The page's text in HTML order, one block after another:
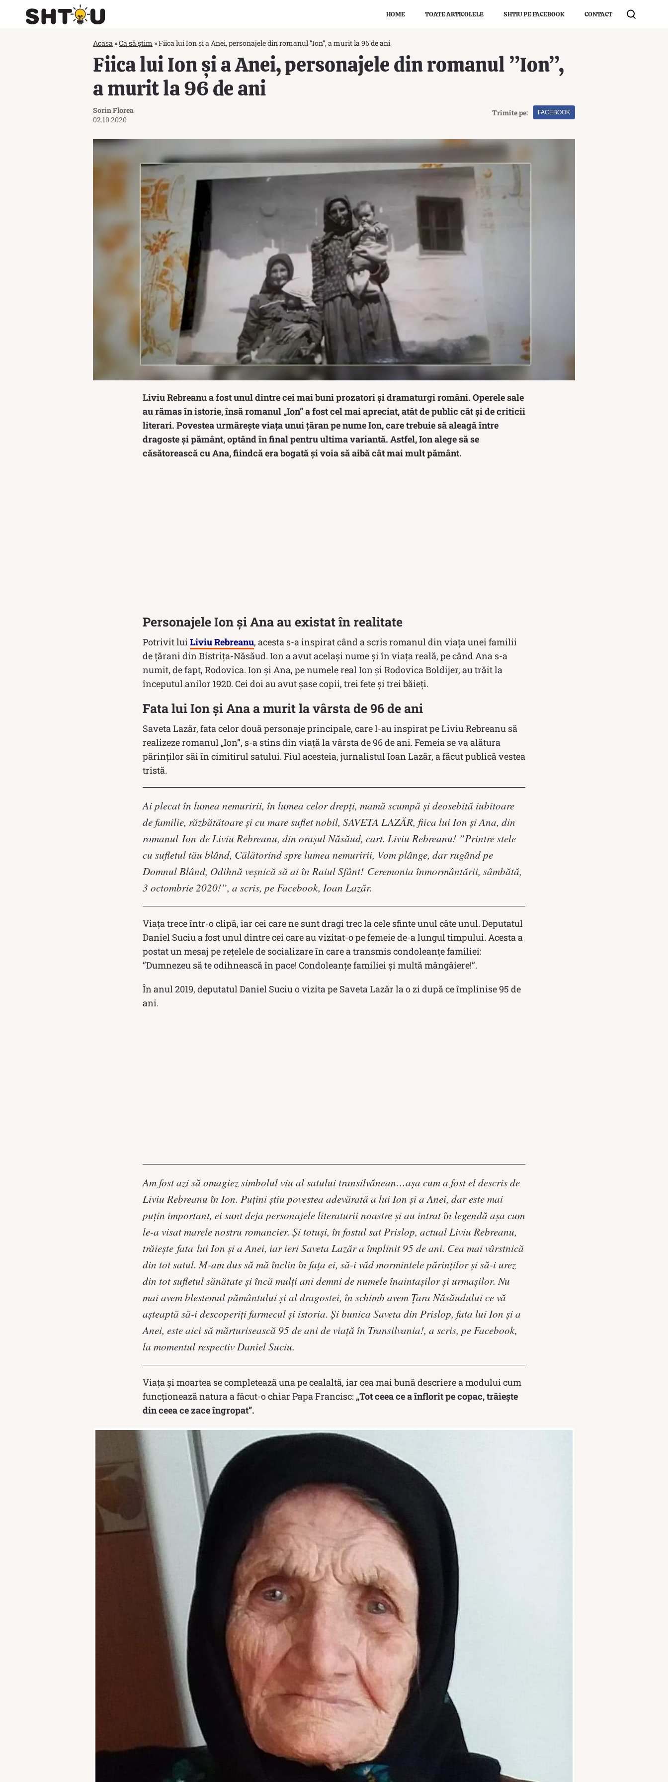
HOME TOATE ARTICOLELE SHTIU PE FACEBOOK CONTACT
Acasa »Ca să știm »Fiica lui Ion și a Anei, personajele din romanul ”Ion”, a murit la 96 de ani
Fiica lui Ion și a Anei, personajele din romanul ”Ion”,
a murit la 96 de ani
Sorin Florea
02.10.2020
Trimite pe: FACEBOOK
Liviu Rebreanu a fost unul dintre cei mai buni prozatori și dramaturgi români. Operele sale
au rămas în istorie, însă romanul „Ion” a fost cel mai apreciat, atât de public cât și de criticii
literari. Povestea urmărește viața unui țăran pe nume Ion, care trebuie să aleagă între
dragoste și pământ, optând în final pentru ultima variantă. Astfel, Ion alege să se
căsătorească cu Ana, fiindcă era bogată și voia să aibă cât mai mult pământ.
Personajele Ion și Ana au existat în realitate
Potrivit luiLiviu Rebreanu, acesta s-a inspirat când a scris romanul din viața unei familii
de țărani din Bistriţa-Năsăud. Ion a avut acelaşi nume şi în viaţa reală, pe când Ana s-a
numit, de fapt, Rodovica. Ion şi Ana, pe numele real Ion şi Rodovica Boldijer, au trăit la
începutul anilor 1920. Cei doi au avut șase copii, trei fete și trei băieți.
Fata lui Ion și Ana a murit la vârsta de 96 de ani
Saveta Lazăr, fata celor două personaje principale, care l-au inspirat pe Liviu Rebreanu să
realizeze romanul „Ion”, s-a stins din viață la vârsta de 96 de ani. Femeia se va alătura
părinților săi în cimitirul satului. Fiul acesteia, jurnalistul Ioan Lazăr, a făcut publică vestea
tristă.
Ai plecat în lumea nemuririi, în lumea celor drepți, mamă scumpă și deosebită iubitoare
de familie, răzbătătoare și cu mare suflet nobil, SAVETA LAZĂR, fiica lui Ion și Ana, din
romanul Ion de Liviu Rebreanu, din orașul Năsăud, cart. Liviu Rebreanu! ”Printre stele
cu sufletul tău blând, Călătorind spre lumea nemuririi, Vom plânge, dar rugând pe
Domnul Blând, Odihnă veșnică să ai în Raiul Sfânt! Ceremonia înmormântării, sâmbătă,
3 octombrie 2020!”, a scris, pe Facebook, Ioan Lazăr.
Viața trece într-o clipă, iar cei care ne sunt dragi trec la cele sfinte unul câte unul. Deputatul
Daniel Suciu a fost unul dintre cei care au vizitat-o pe femeie de-a lungul timpului. Acesta a
postat un mesaj pe rețelele de socializare în care a transmis condoleanțe familiei:
”Dumnezeu să te odihnească în pace! Condoleanțe familiei și multă mângâiere!”.
În anul 2019, deputatul Daniel Suciu o vizita pe Saveta Lazăr la o zi după ce împlinise 95 de
ani.
Am fost azi să omagiez simbolul viu al satului transilvănean…așa cum a fost el descris de
Liviu Rebreanu în Ion. Puțini știu povestea adevărată a lui Ion și a Anei, dar este mai
puțin important, ei sunt deja personajele literaturii noastre și au intrat în legendă așa cum
le-a visat marele nostru romancier. Și totuși, în fostul sat Prislop, actual Liviu Rebreanu,
trăiește fata lui Ion și a Anei, iar ieri Saveta Lazăr a împlinit 95 de ani. Cea mai vârstnică
din tot satul. M-am dus să mă înclin în fața ei, să-i văd mormintele părinților și să-i urez
din tot sufletul sănătate și încă mulți ani demni de numele înaintașilor și urmașilor. Nu
mai avem blestemul pământului și al dragostei, în schimb avem Țara Năsăudului ce vă
așteaptă să-i descoperiți farmecul și istoria. Și bunica Saveta din Prislop, fata lui Ion și a
Anei, este aici să mărturisească 95 de ani de viață în Transilvania!, a scris, pe Facebook,
la momentul respectiv Daniel Suciu.
Viața și moartea se completează una pe cealaltă, iar cea mai bună descriere a modului cum
funcționează natura a făcut-o chiar Papa Francisc: „Tot ceea ce a înflorit pe copac, trăieşte
din ceea ce zace îngropat”.